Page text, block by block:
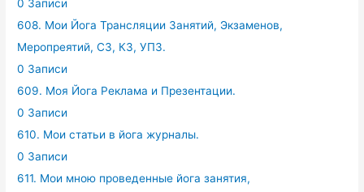
0 Записи
608. Мои Йога Трансляции Занятий, Экзаменов,
Меропреятий, СЗ, КЗ, УПЗ.
0 Записи
609. Моя Йога Реклама и Презентации.
0 Записи
610. Мои статьи в йога журналы.
0 Записи
611. Мои мною проведенные йога занятия,